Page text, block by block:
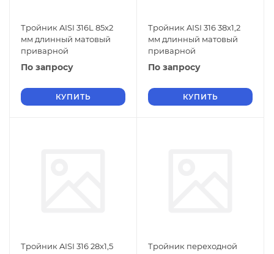
Тройник AISI 316L 85x2
мм длинный матовый
приварной
По запросу
КУПИТЬ
Тройник AISI 316 38x1,2
мм длинный матовый
приварной
По запросу
КУПИТЬ
Тройник AISI 316 28x1,5
Тройник переходной